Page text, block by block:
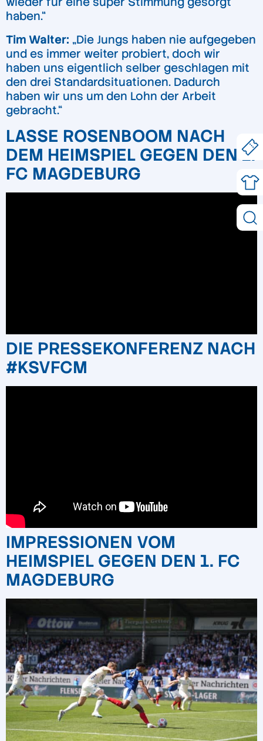
haben.“
Tim Walter: „Die Jungs haben nie aufgegeben
und es immer weiter probiert, doch wir
haben uns eigentlich selber geschlagen mit
den drei Standardsituationen. Dadurch
haben wir uns um den Lohn der Arbeit
gebracht.“
LASSE ROSENBOOM NACH
DEM HEIMSPIEL GEGEN DEN 1.
FC MAGDEBURG
DIE PRESSEKONFERENZ NACH
#KSVFCM
IMPRESSIONEN VOM
HEIMSPIEL GEGEN DEN 1. FC
MAGDEBURG